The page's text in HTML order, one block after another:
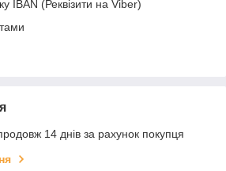
IBAN (Реквізити на Viber)
14 днів за рахунок покупця